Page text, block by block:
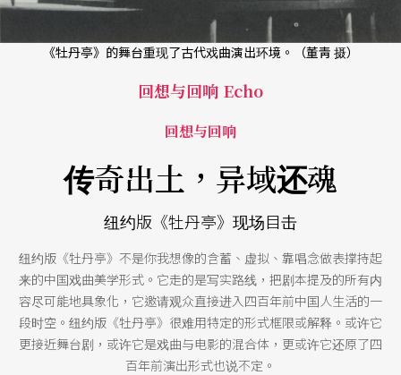
《牡丹亭》的舞台重现了古代戏曲演出环境。（董靑 摄）
回想与回响 Echo
回想与回响
传奇出土，异域还魂
纽约版《牡丹亭》现场目击
纽约版《牡丹亭》不是你我想像的含蓄、虚拟、靠唱念做表撑持起
来的中国戏曲美学形式。它走的是写实路线，把剧本提及的所有内
容尽可能地具象化，它邀请观众直接进入四百年前中国人生活的一
段时空。纽约版《牡丹亭》很难用特定的形式框限或解释。或许它
更接近舞台剧，或许它是戏曲与电影的混合体，更或许它还原了四
百年前演出形式也说不定。